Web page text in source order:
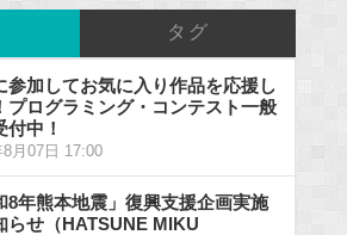
タグ
参加してお気に入り作品を応援し
プログラミング・コンテスト一般
付中！
8月07日 17:00
8年熊本地震」復興支援企画実施
らせ（HATSUNE MIKU